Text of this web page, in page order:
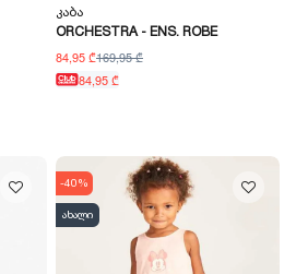
Კაბა
ORCHESTRA - ENS. ROBE
84,95 ₾169,95 ₾
84,95 ₾
-40%
ახალი